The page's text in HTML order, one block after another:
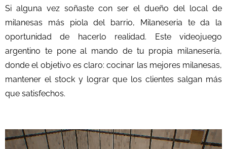
Si alguna vez soñaste con ser el dueño del local de
milanesas más piola del barrio, Milaneseria te da la
oportunidad de hacerlo realidad. Este videojuego
argentino te pone al mando de tu propia milanesería,
donde el objetivo es claro: cocinar las mejores milanesas,
mantener el stock y lograr que los clientes salgan más
que satisfechos.